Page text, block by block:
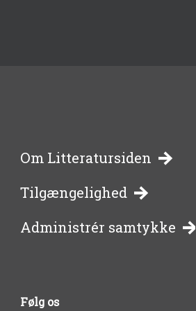
-
bibliotekernes
om
Om Litteratursiden
Tilgængelighed
Administrér samtykke
Følg os